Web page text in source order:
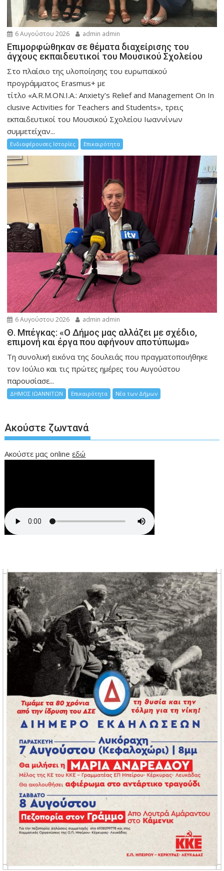
6 Αυγούστου 2026 admin admin
Eπιμορφώθηκαν σε θέματα διαχείρισης του
άγχους εκπαιδευτικοί του Μουσικού Σχολείου
Στο πλαίσιο της υλοποίησης του ευρωπαϊκού
προγράμματος Erasmus+ με
τίτλο «A.R.M.ON.I.A.: Anxiety’s Relief and Management On In
clusive Activities for Teachers and Students», τρεις
εκπαιδευτικοί του Μουσικού Σχολείου Ιωαννίνων
συμμετείχαν...
Ενδιαφέρουσες Ιστορίες Επικαιρότητα
6 Αυγούστου 2026 admin admin
Θ. Μπέγκας: «Ο Δήμος μας αλλάζει με σχέδιο,
επιμονή και έργα που αφήνουν αποτύπωμα»
Τη συνολική εικόνα της δουλειάς που πραγματοποιήθηκε
τον Ιούλιο και τις πρώτες ημέρες του Αυγούστου
παρουσίασε...
ΔΗΜΟΣ ΙΩΑΝΝΙΤΩΝ Επικαιρότητα Νέα των Δήμων
Ακούστε ζωντανά
Ακούστε μας onlineεδώ